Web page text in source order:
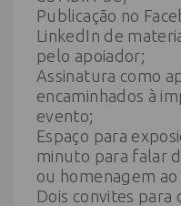
Publicação no
LinkedIn de
pelo apoiador;
Assinatura como
encaminhados à
evento;
Espaço para
minuto para falar
ou homenagem
Dois convites para